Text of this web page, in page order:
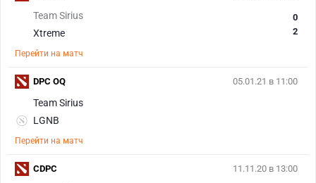
Team Sirius
Xtreme
0
2
Перейти на матч
05.01.21 в 11:00
Team Sirius
LGNB
Перейти на матч
DPC OQ
11.11.20 в 13:00
CDPC